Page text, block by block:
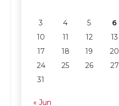
3
4 5 6
10
11 12 13
17
18 19 20
24
25 26 27
31
« Jun